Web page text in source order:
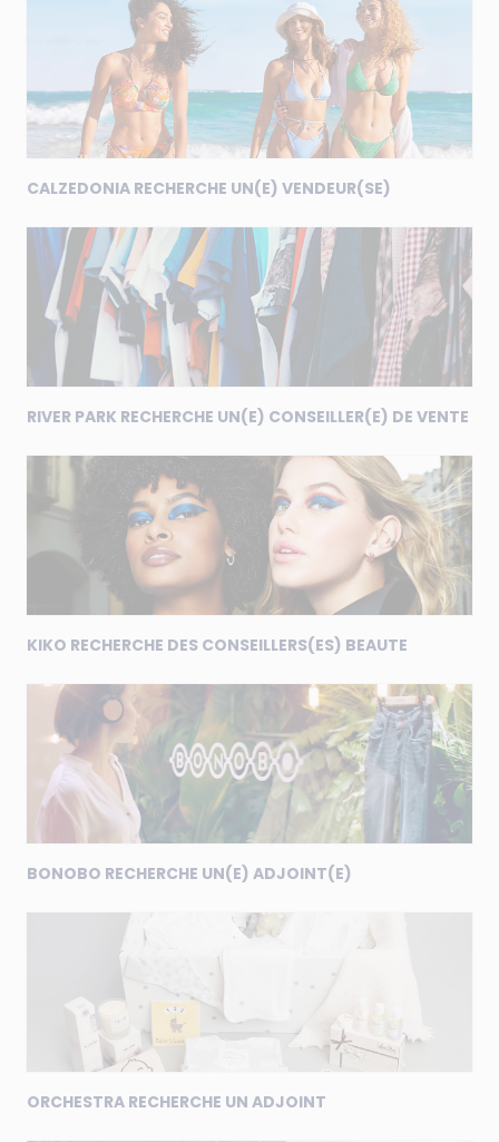
CALZEDONIA RECHERCHE UN(E) VENDEUR(SE)
RIVER PARK RECHERCHE UN(E) CONSEILLER(E) DE VENTE
KIKO RECHERCHE DES CONSEILLERS(ES) BEAUTE
BONOBO RECHERCHE UN(E) ADJOINT(E)
ORCHESTRA RECHERCHE UN ADJOINT